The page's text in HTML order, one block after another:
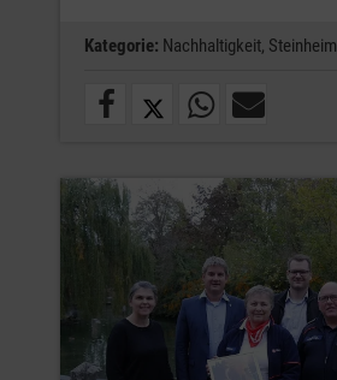
Kategorie: Nachhaltigkeit, Steinheim